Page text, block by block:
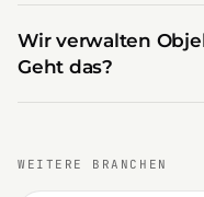
Wir verwalten
Geht das?
WEITERE BRANCHEN